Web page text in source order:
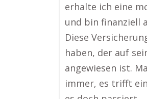
erhalte ich eine
und bin finanziell
Diese
haben, der auf
angewiesen ist.
immer, es trifft